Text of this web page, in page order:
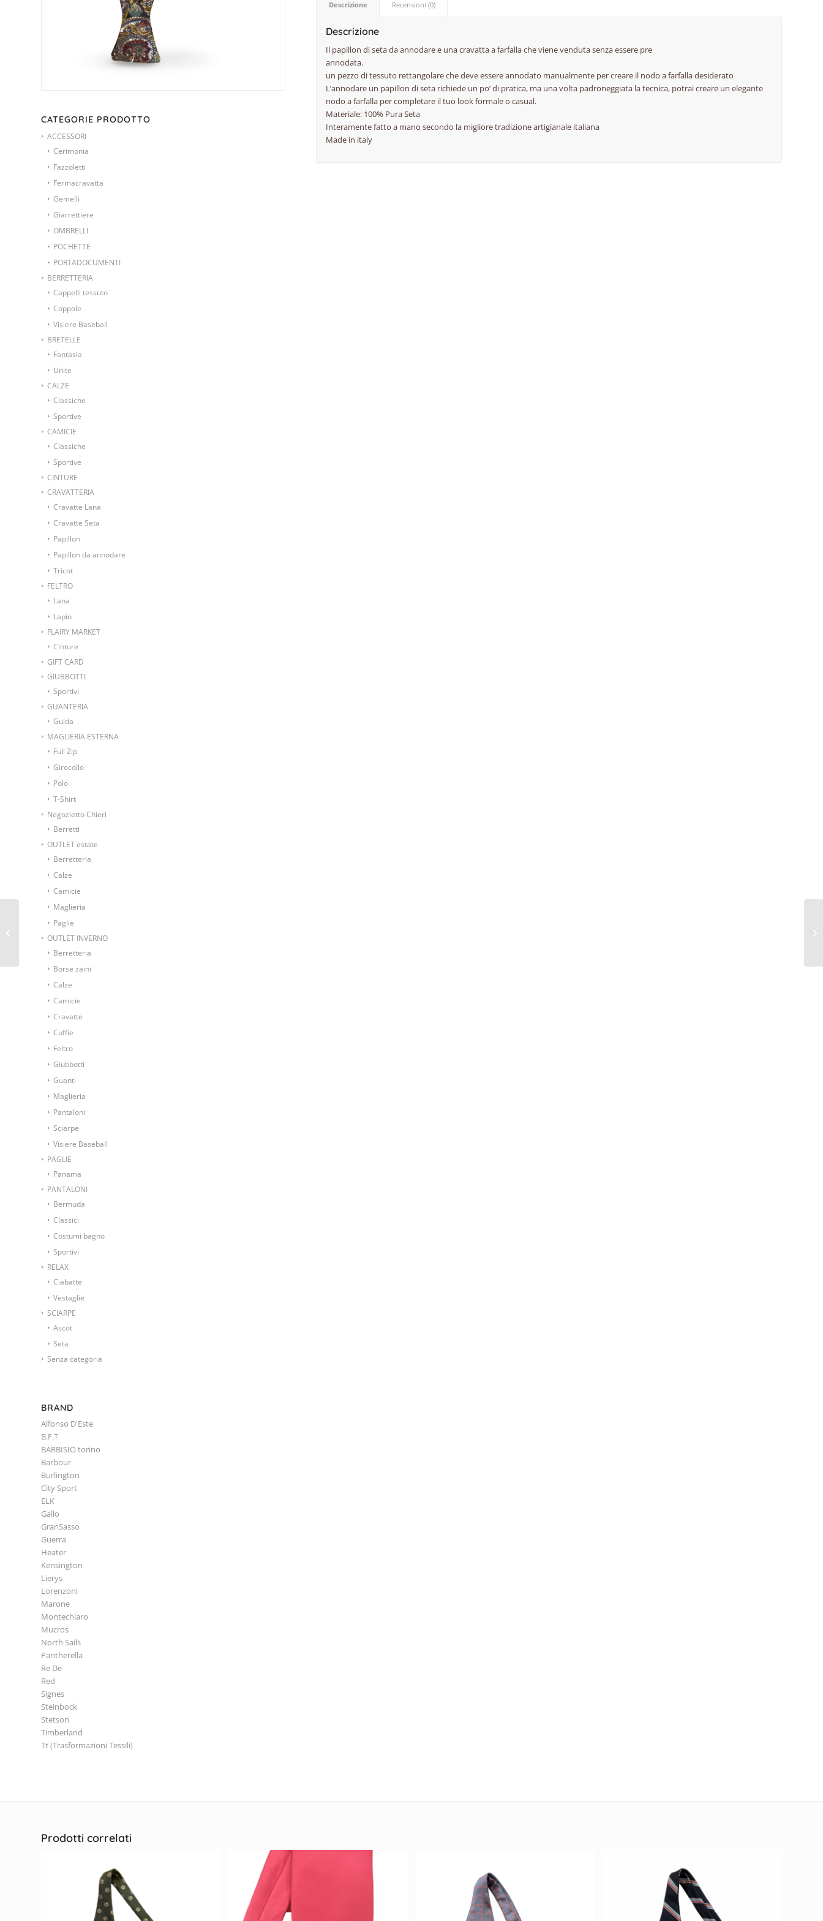
CATEGORIE PRODOTTO
ACCESSORI
Cerimonia
Fazzoletti
Fermacravatta
Gemelli
Giarrettiere
OMBRELLI
POCHETTE
PORTADOCUMENTI
BERRETTERIA
Cappelli tessuto
Coppole
Visiere Baseball
BRETELLE
Fantasia
Unite
CALZE
Classiche
Sportive
CAMICIE
Classiche
Sportive
CINTURE
CRAVATTERIA
Cravatte Lana
Cravatte Seta
Papillon
Papillon da annodare
Tricot
FELTRO
Lana
Lapin
FLAIRY MARKET
Cinture
GIFT CARD
GIUBBOTTI
Sportivi
GUANTERIA
Guida
MAGLIERIA ESTERNA
Full Zip
Girocollo
Polo
T-Shirt
Negozietto Chieri
Berretti
OUTLET estate
Berretteria
Calze
Camicie
Maglieria
Paglie
OUTLET INVERNO
Berretteria
Borse zaini
Calze
Camicie
Cravatte
Cuffie
Feltro
Giubbotti
Guanti
Maglieria
Pantaloni
Sciarpe
Visiere Baseball
PAGLIE
Panama
PANTALONI
Bermuda
Classici
Costumi bagno
Sportivi
RELAX
Ciabatte
Vestaglie
SCIARPE
Ascot
Seta
Senza categoria
BRAND
Alfonso D'Este
B.F.T
BARBISIO torino
Barbour
Burlington
City Sport
ELK
Gallo
GranSasso
Guerra
Heater
Kensington
Lierys
Lorenzoni
Marone
Montechiaro
Mucros
North Sails
Pantherella
Re De
Red
Signes
Steinbock
Stetson
Timberland
Tt (Trasformazioni Tessili)
Descrizione Recensioni (0)
Descrizione
Il papillon di seta da annodare e una cravatta a farfalla che viene venduta senza essere pre
annodata.
un pezzo di tessuto rettangolare che deve essere annodato manualmente per creare il nodo a farfalla desiderato
L’annodare un papillon di seta richiede un po’ di pratica, ma una volta padroneggiata la tecnica, potrai creare un elegante
nodo a farfalla per completare il tuo look formale o casual.
Materiale: 100% Pura Seta
Interamente fatto a mano secondo la migliore tradizione artigianale italiana
Made in italy
Prodotti correlati
Papillon da annodare
bluette fantasia vintage